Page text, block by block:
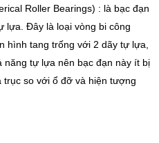
Roller Bearings) : là bạc đạn
lựa. Đây là loại vòng bi công
hình tang trống với 2 dãy tự lựa,
năng tự lựa nên bạc đạn này ít bị
trục so với ổ đỡ và hiện tượng